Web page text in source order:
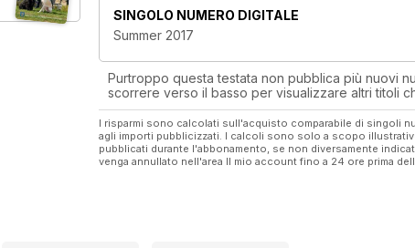
SINGOLO NUMERO DIGITALE
Summer 2017
Purtroppo questa testata non pubblica più nuovi
scorrere verso il basso per visualizzare altri titoli
I risparmi sono calcolati sull'acquisto comparabile di singoli
agli importi pubblicizzati. I calcoli sono solo a scopo
pubblicati durante l'abbonamento, se non diversamente
venga annullato nell'area Il mio account fino a 24 ore prima